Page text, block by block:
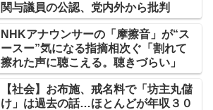
関与議員の公認、党内外から批判
NHKアナウンサーの「摩擦音」が“ス
ースー”気になる指摘相次ぐ「割れて
擦れた声に聴こえる。聴きづらい」
【社会】お布施、戒名料で「坊主丸儲
け」は過去の話…ほとんどが年収３０